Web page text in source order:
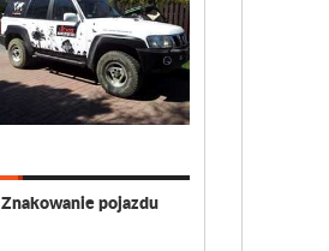
Znakowanie pojazdu